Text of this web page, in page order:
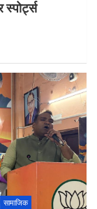
स्पोर्ट्स
सामाजिक